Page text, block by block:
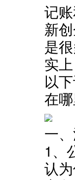
记
新
是
实
以
在
一
1、
认